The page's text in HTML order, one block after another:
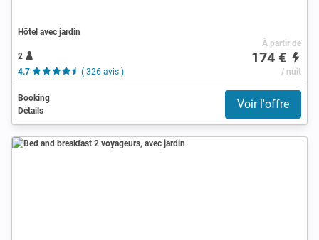
Hôtel avec jardin
2
4.7
( 326 avis )
À partir de
174 €
/ nuit
Booking
Détails
Voir l'offre